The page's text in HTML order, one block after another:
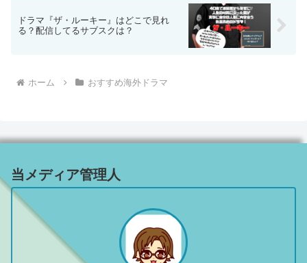
ドラマ『ザ・ルーキー』はどこで見れ
る？配信してるサブスクは？
ホーム おすすめ海外ドラマ
当メディア管理人